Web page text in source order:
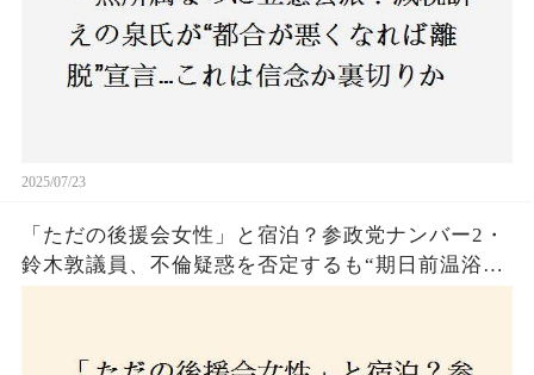
2025/07/23
「ただの後援会女性」と宿泊？参政党ナンバー2・
鈴木敦議員、不倫疑惑を否定するも“期日前温浴デ